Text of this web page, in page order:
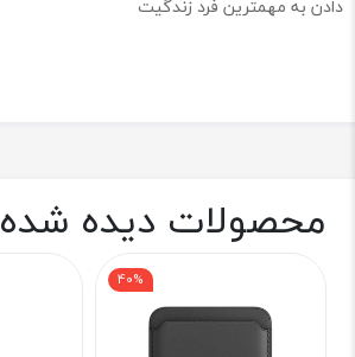
دادن به مهمترین فرد زندگیت
محصولات دیده شده
40%